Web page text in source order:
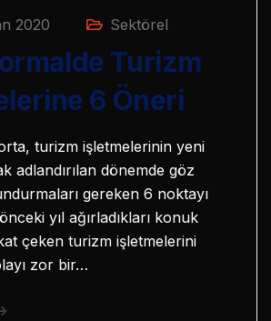
2020 Sektörel
Turizm
6 Öneri
turizm işletmelerinin yeni
adlandırılan dönemde göz
gereken 6 noktayı
yıl ağırladıkları konuk
çeken turizm işletmelerini
zor bir…